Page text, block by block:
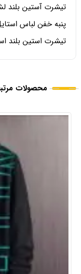
تیشرت آستین
پنبه خفن لباس
تیشرت استین بلند
محصولات